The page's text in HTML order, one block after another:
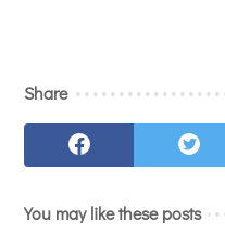
Share
You may like these posts